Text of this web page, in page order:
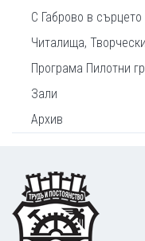
С Габрово в сърцето
Читалища,
Програма Пилотни
Зали
Архив
Footer